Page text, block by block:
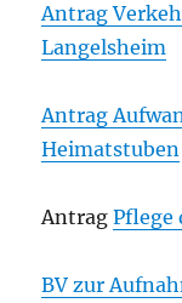
Antrag
Langelsheim
Antrag
Heimatstuben
AntragPflege
BV zur